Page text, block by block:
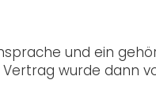
und ein
wurde dann